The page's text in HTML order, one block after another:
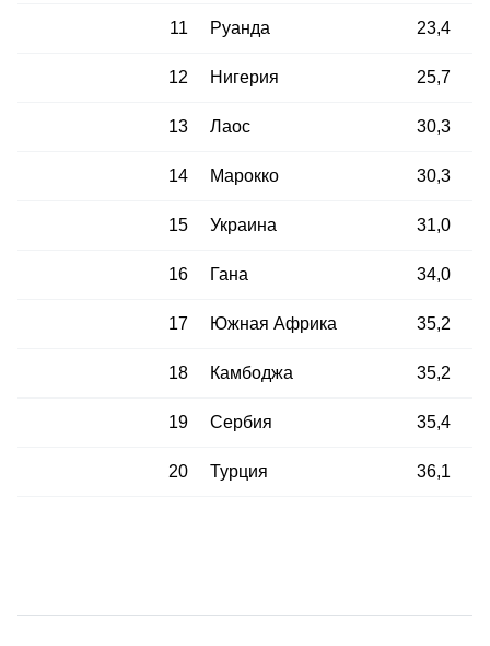
11 Руанда 23,4
12 Нигерия 25,7
13 Лаос 30,3
14 Марокко 30,3
15 Украина 31,0
16 Гана 34,0
17 Южная Африка 35,2
18 Камбоджа 35,2
19 Сербия 35,4
20 Турция 36,1